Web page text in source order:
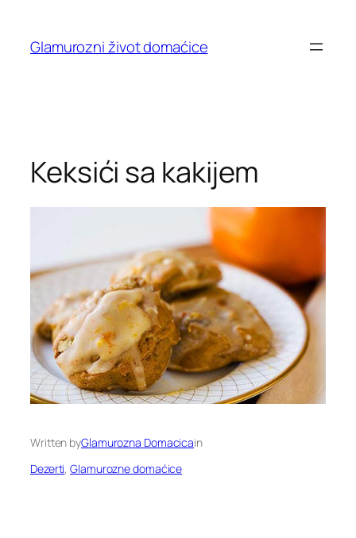
content
Glamurozni život domaćice
Keksići sa kakijem
Written byGlamurozna Domacicain
Dezerti, Glamurozne domaćice